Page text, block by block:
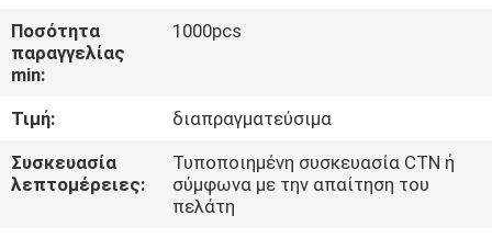
ΈΛΕΓΧΟΣ
ΠΟΙΌΤΗΤΑΣ
ΕΠΙΚΟΙΝΩΝΉΣΤΕ
ΜΑΖΊ
Ποσότητα
παραγγελίας
min:
1000pcs
Τιμή:
διαπραγματεύσιμα
Συσκευασία
λεπτομέρειες:
Τυποποιημένη συσκευασία CTN ή
σύμφωνα με την απαίτηση του
πελάτη